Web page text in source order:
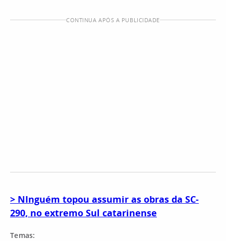
CONTINUA APÓS A PUBLICIDADE
> NInguém topou assumir as obras da SC-
290, no extremo Sul catarinense
Temas: